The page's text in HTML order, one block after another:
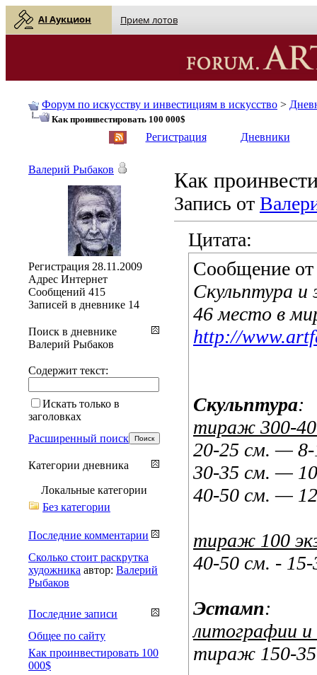
AI Аукцион Прием лотов
Форум по искусству и инвестициям в искусство >
Как проинвестировать 100 000$
Регистрация Дневники
Как
Запись от
Цитата:
Сообщение
Скульптура
46 место в
http://
Скульптура:
тираж 300-
20-25 см. —
30-35 см. —
40-50 см. —
тираж 100
40-50 см. -
Эстамп:
литографии
тираж 150-
Валерий Рыбаков
Регистрация 28.11.2009
Адрес Интернет
Сообщений 415
Записей в дневнике 14
Поиск в дневнике
Валерий Рыбаков
Содержит текст:
Искать только в
заголовках
Расширенный поиск
Категории дневника
Локальные категории
Без категории
Последние комментарии
Сколько стоит раскрутка
художника автор: Валерий
Рыбаков
Последние записи
Общее по сайту
Как проинвестировать 100
000$